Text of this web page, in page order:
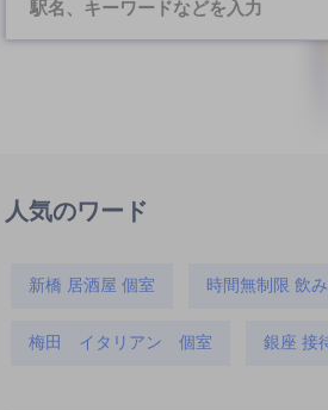
人気のワード
新橋 居酒屋 個室 時間無制限 飲
梅田 イタリアン 個室 銀座 接